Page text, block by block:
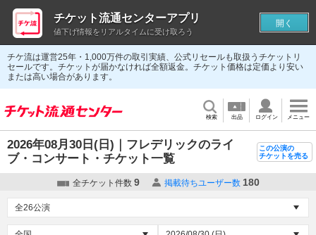
チケ流は運営25年・1,000万件の取引実績、公式リセールも取扱うチケットリ
セールです。チケットが届かなければ全額返金。チケット価格は定価より安い
または高い場合があります。
検索 出品 ログイン メニュー
2026年08月30日(日)｜フレデリックのライ
ブ・コンサート・チケット一覧
この公演の
チケットを売る
全チケット件数 9 掲載待ちユーザー数 180
チケット流通センターアプリ
値下げ情報をリアルタイムに受け取ろう
開く